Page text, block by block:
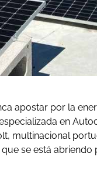
apostar por la
en
multinacional
se está abriendo